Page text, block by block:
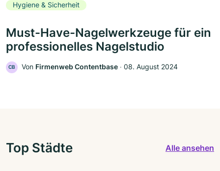
Hygiene & Sicherheit
Must-Have-Nagelwerkzeuge für ein
professionelles Nagelstudio
CB Von Firmenweb Contentbase ‧ 08. August 2024
Top Städte Alle ansehen